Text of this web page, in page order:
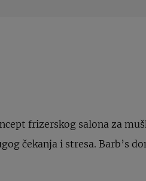
frizerskog salona za
čekanja i stresa. Barb’s